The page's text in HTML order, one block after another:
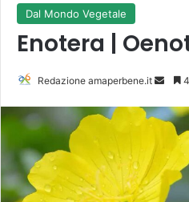
Dal Mondo Vegetale
Enotera |
Redazione amaperbene.it
v
a
n